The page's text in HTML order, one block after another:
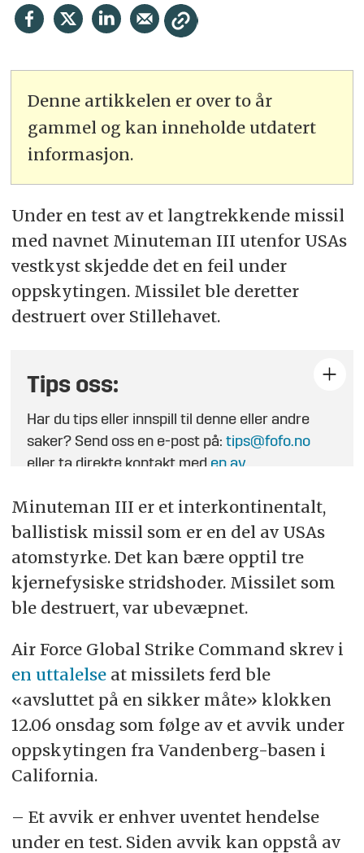
Denne artikkelen er over to år
gammel og kan inneholde utdatert
informasjon.
Under en test av et langtrekkende missil
med navnet Minuteman III utenfor USAs
vestkyst skjedde det en feil under
oppskytingen. Missilet ble deretter
destruert over Stillehavet.
Tips oss:
Har du tips eller innspill til denne eller andre
saker? Send oss en e-post på:tips@fofo.no
eller ta direkte kontakt med en av
Minuteman III er et interkontinentalt,
ballistisk missil som er en del av USAs
atomstyrke. Det kan bære opptil tre
kjernefysiske stridshoder. Missilet som
ble destruert, var ubevæpnet.
Air Force Global Strike Command skrev i
en uttalelseat missilets ferd ble
«avsluttet på en sikker måte» klokken
12.06 onsdag som følge av et avvik under
oppskytingen fra Vandenberg-basen i
California.
– Et avvik er enhver uventet hendelse
under en test. Siden avvik kan oppstå av